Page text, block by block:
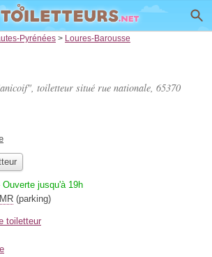
Pyrénées > Loures-Barousse
toiletteur situé rue nationale, 65370
Ouverte jusqu'à 19h
(parking)
toiletteur